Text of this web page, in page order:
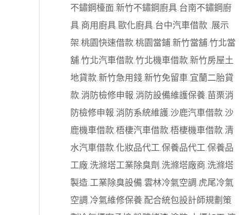
不鏽鋼檯面.新竹不鏽鋼廚具.台南不鏽鋼廚
具.商用廚具.歐化廚具.台中汽車借款 .展示
架.桃園快速借款.桃園當鋪.新竹當舖.竹北當
舖.竹北汽車借款.竹北機車借款.新竹房屋土
地貸款.新竹急用錢.新竹免留車.宜蘭二胎貸
款.消防檢修申報.消防設備維護保養.苗栗消
防檢修申報.消防系統維護.沙鹿汽車借款.沙
鹿機車借款.梧棲汽車借款.梧棲機車借款.清
水汽車借款.化妝品代工.保養品代工.保養品
工廠.洗滌塔工業除臭劑 .洗滌塔廠商.洗滌塔
製造.工業除臭設備.雲林冷氣空調.虎尾冷氣
空調.冷氣維修保養.配合統包設計師規劃策